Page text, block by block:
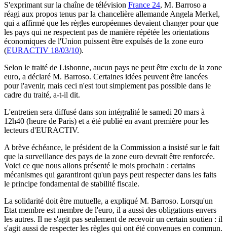
S'exprimant sur la chaîne de télévision France 24, M. Barroso a
réagi aux propos tenus par la chancelière allemande Angela Merkel,
qui a affirmé que les règles européennes devaient changer pour que
les pays qui ne respectent pas de manière répétée les orientations
économiques de l'Union puissent être expulsés de la zone euro
(EURACTIV 18/03/10).
Selon le traité de Lisbonne, aucun pays ne peut être exclu de la zone
euro, a déclaré M. Barroso. Certaines idées peuvent être lancées
pour l'avenir, mais ceci n'est tout simplement pas possible dans le
cadre du traité, a-t-il dit.
L'entretien sera diffusé dans son intégralité le samedi 20 mars à
12h40 (heure de Paris) et a été publié en avant première pour les
lecteurs d'EURACTIV.
A brève échéance, le président de la Commission a insisté sur le fait
que la surveillance des pays de la zone euro devrait être renforcée.
Voici ce que nous allons présenté le mois prochain : certains
mécanismes qui garantiront qu'un pays peut respecter dans les faits
le principe fondamental de stabilité fiscale.
La solidarité doit être mutuelle, a expliqué M. Barroso. Lorsqu'un
Etat membre est membre de l'euro, il a aussi des obligations envers
les autres. Il ne s'agit pas seulement de recevoir un certain soutien : il
s'agit aussi de respecter les règles qui ont été convenues en commun.